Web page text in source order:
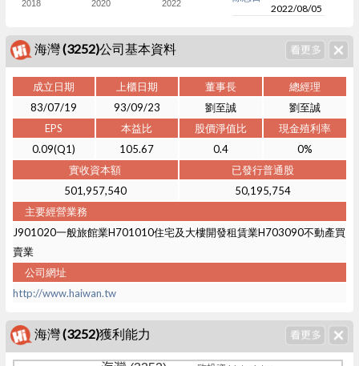
2018 2020 2022
2022/08/05
海灣 (3252)公司基本資料
成立日期 上櫃日期 董事長
總經理
83/07/19
93/09/23 劉至誠
劉至誠
EPS
本益比 股價淨值比
現金殖利率
0.09(Q1)
105.67 0.4
0%
實收資本額
已發行普通股
501,957,540
50,195,754
主要經營業務
J901020一般旅館業H701010住宅及大樓開發租賃業H703090不動產買
賣業
公司網址
http://www.haiwan.tw
海灣 (3252)獲利能力